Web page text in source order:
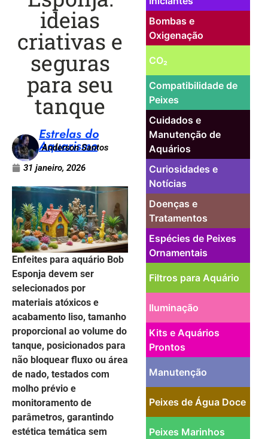
ideias
criativas e
seguras
para seu
tanque
Estrelas do
Aquarismo
Anderson Santos
31 janeiro, 2026
Enfeites para aquário Bob
Esponja devem ser
selecionados por
materiais atóxicos e
acabamento liso, tamanho
proporcional ao volume do
tanque, posicionados para
não bloquear fluxo ou área
de nado, testados com
molho prévio e
monitoramento de
parâmetros, garantindo
estética temática sem
Bombas e
Oxigenação
CO₂
Compatibilidade de
Peixes
Cuidados e
Manutenção de
Aquários
Curiosidades e
Notícias
Doenças e
Tratamentos
Espécies de Peixes
Ornamentais
Filtros para Aquário
Iluminação
Kits e Aquários
Prontos
Manutenção
Peixes de Água Doce
Peixes Marinhos